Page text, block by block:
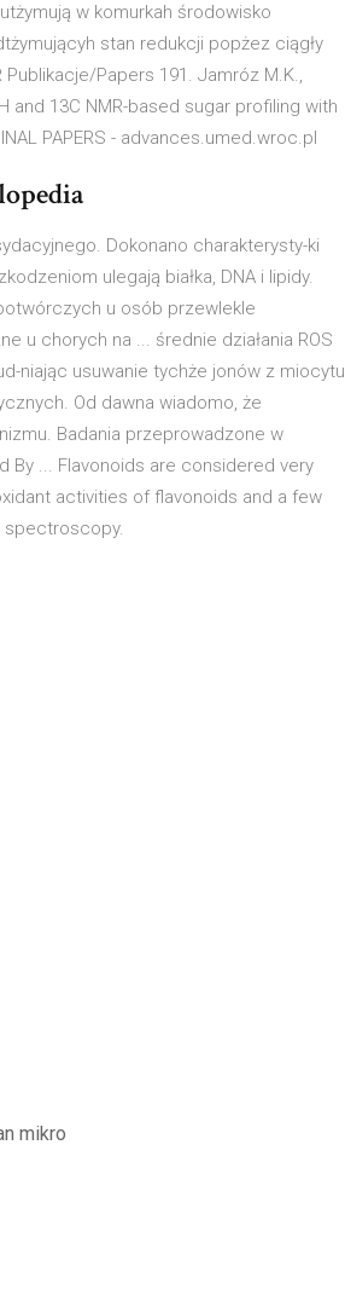
w komurkah środowisko
stan redukcji popżez ciągły
Publikacje/Papers 191. Jamróz M.K.,
and 13C NMR-based sugar profiling with
PAPERS - advances.umed.wroc.pl
Dokonano charakterysty-ki
ulegają białka, DNA i lipidy.
u osób przewlekle
u chorych na ... średnie działania ROS
niając usuwanie tychże jonów z miocytu
Od dawna wiadomo, że
Badania przeprowadzone w
By ... Flavonoids are considered very
activities of flavonoids and a few
spectroscopy.
mikro